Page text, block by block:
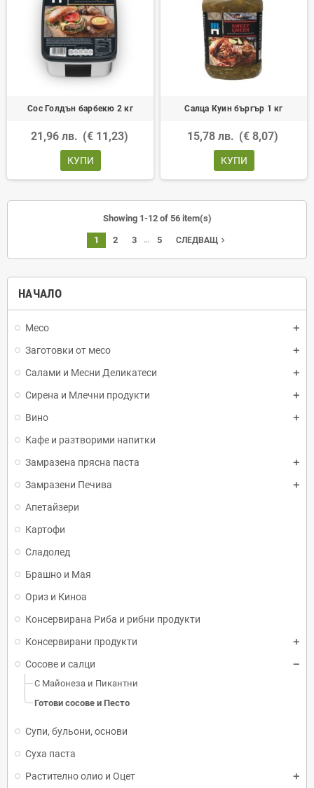
НАЧАЛО
Месо
Заготовки от месо
Салами и Месни Деликатеси
Сирена и Млечни продукти
Вино
Кафе и разтворими напитки
Замразена прясна паста
Замразени Печива
Апетайзери
Картофи
Сладолед
Брашно и Мая
Ориз и Киноа
Консервирана Риба и рибни продукти
Консервирани продукти
Сосове и салци
С Майонеза и Пикантни
Готови сосове и Песто
Супи, бульони, основи
Суха паста
Растително олио и Оцет
Сос Голдън барбекю 2 кг
21,96 лв. (€ 11,23)
КУПИ
Салца Куин бъргър 1 кг
15,78 лв. (€ 8,07)
КУПИ
Showing 1-12 of 56 item(s)
1 2 3 … 5 СЛЕДВАЩnavigate_next